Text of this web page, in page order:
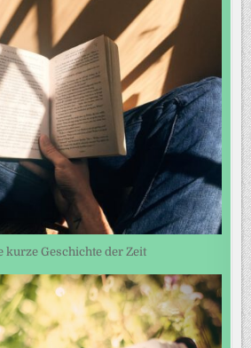
kurze Geschichte der Zeit